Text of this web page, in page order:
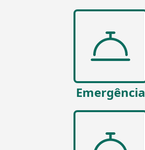
Emergência